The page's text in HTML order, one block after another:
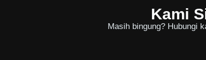
Kami
Masih bingung? Hubungi